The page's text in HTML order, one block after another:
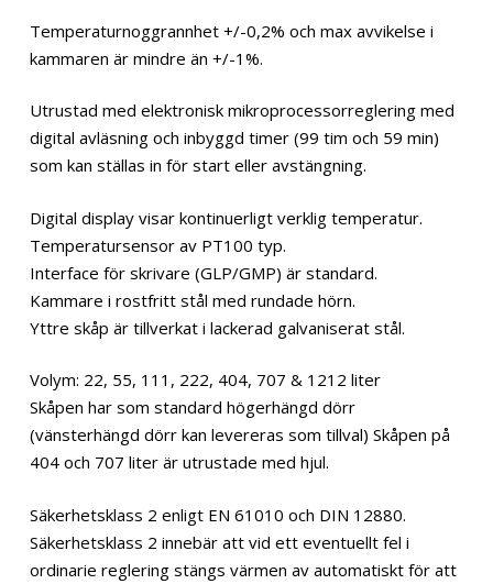
Temperaturnoggrannhet +/-0,2% och max avvikelse i
kammaren är mindre än +/-1%.
Utrustad med elektronisk mikroprocessorreglering med
digital avläsning och inbyggd timer (99 tim och 59 min)
som kan ställas in för start eller avstängning.
Digital display visar kontinuerligt verklig temperatur.
Temperatursensor av PT100 typ.
Interface för skrivare (GLP/GMP) är standard.
Kammare i rostfritt stål med rundade hörn.
Yttre skåp är tillverkat i lackerad galvaniserat stål.
Volym: 22, 55, 111, 222, 404, 707 & 1212 liter
Skåpen har som standard högerhängd dörr
(vänsterhängd dörr kan levereras som tillval) Skåpen på
404 och 707 liter är utrustade med hjul.
Säkerhetsklass 2 enligt EN 61010 och DIN 12880.
Säkerhetsklass 2 innebär att vid ett eventuellt fel i
ordinarie reglering stängs värmen av automatiskt för att